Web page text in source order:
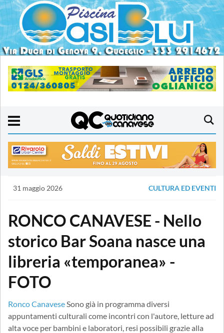
31 maggio 2026 CULTURA ED EVENTI
RONCO CANAVESE - Nello
storico Bar Soana nasce una
libreria «temporanea» -
FOTO
Ronco Canavese Sono già in programma diversi
appuntamenti culturali come incontri con l'autore, letture ad
alta voce per bambini e laboratori, resi possibili grazie alla